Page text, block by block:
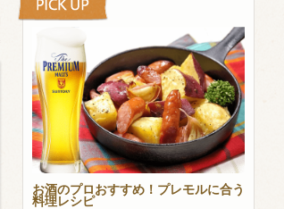
お酒のプロおすすめ！プレモルに合う
料理レシピ